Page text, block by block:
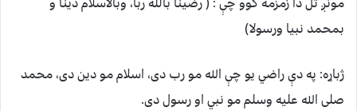
بمحمد نبيا ورسولا)
ژباړه: په دې راضي یو چې الله مو رب دی، اسلام مو دين دی، محمد
صلی الله علیه وسلم مو نبي او رسول دی.